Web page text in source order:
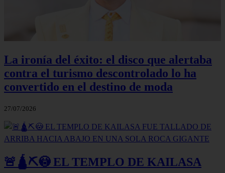
La ironía del éxito: el disco que alertaba
contra el turismo descontrolado lo ha
convertido en el destino de moda
27/07/2026
🚨🛕⛏️😳 EL TEMPLO DE KAILASA